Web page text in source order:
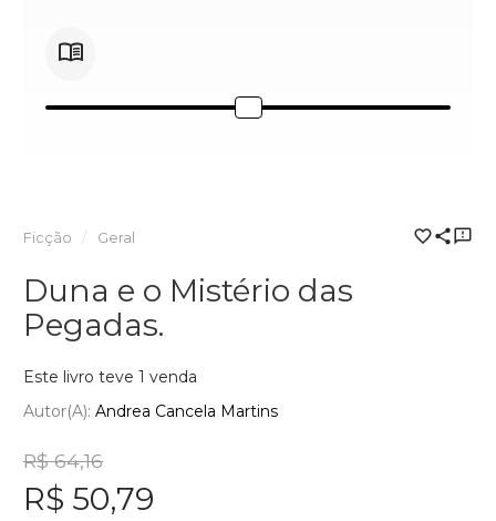
Ficção Geral
Duna e o Mistério das
Pegadas.
Este livro teve 1 venda
Autor(a): Andrea Cancela Martins
R$ 64,16
R$ 50,79